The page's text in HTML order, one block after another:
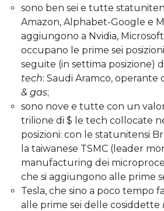
sono ben sei e tutte
Amazon, Alphabet-Google e
aggiungono a Nvidia,
occupano le prime sei
seguite (in settima posizione)
tech: Saudi Aramco, operante
& gas;
sono nove e tutte con un
trilione di $ le tech collocate
posizioni: con le statunitensi
la taiwanese TSMC (leader
manufacturing dei
che si aggiungono alle prime
Tesla, che sino a poco tempo
alle prime sei delle cosiddette